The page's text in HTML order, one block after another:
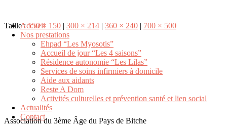
Accueil
Nos prestations
Ehpad “Les Myosotis”
Accueil de jour “Les 4 saisons”
Résidence autonomie “Les Lilas”
Services de soins infirmiers à domicile
Aide aux aidants
Reste A Dom
Activités culturelles et prévention santé et lien social
Actualités
Contact
Taille :150 × 150 | 300 × 214 | 360 × 240 | 700 × 500
Association du 3ème Âge du Pays de Bitche